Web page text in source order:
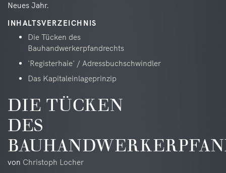
Neues Jahr.
INHALTSVERZEICHNIS
Die Tücken des
Bauhandwerkerpfandrechts
'Registerhaie' / Adressbuchschwindler
Das Kapitaleinlageprinzip
DIE TÜCKEN
DES
von Christoph Locher